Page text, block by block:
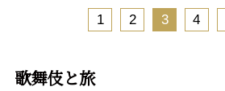
1 2 3 4
歌舞伎と旅